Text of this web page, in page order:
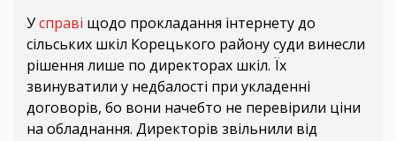
Усправі щодо прокладання інтернету до
сільських шкіл Корецького району суди винесли
рішення лише по директорах шкіл. Їх
звинуватили у недбалості при укладенні
договорів, бо вони начебто не перевірили ціни
на обладнання. Директорів звільнили від